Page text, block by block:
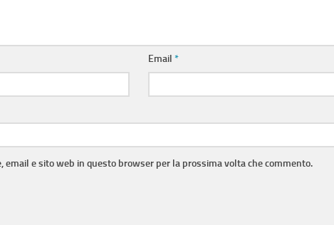
Email *
email e sito web in questo browser per la prossima volta che commento.